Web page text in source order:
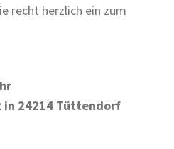
recht herzlich ein zum
in 24214 Tüttendorf